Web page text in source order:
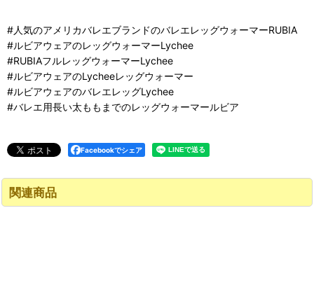
#人気のアメリカバレエブランドのバレエレッグウォーマーRUBIA
#ルビアウェアのレッグウォーマーLychee
#RUBIAフルレッグウォーマーLychee
#ルビアウェアのLycheeレッグウォーマー
#ルビアウェアのバレエレッグLychee
#バレエ用長い太ももまでのレッグウォーマールビア
Facebookでシェア
関連商品